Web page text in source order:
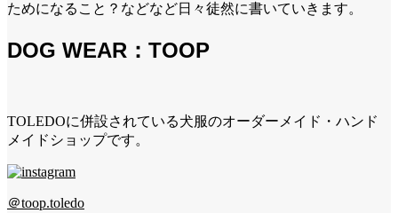
ためになること？などなど日々徒然に書いていきます。
DOG WEAR：TOOP
TOLEDOに併設されている犬服のオーダーメイド・ハンド
メイドショップです。
＠toop.toledo